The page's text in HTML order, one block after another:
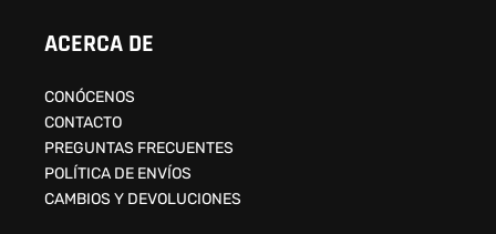
ACERCA DE
CONÓCENOS
CONTACTO
PREGUNTAS FRECUENTES
POLÍTICA DE ENVÍOS
CAMBIOS Y DEVOLUCIONES